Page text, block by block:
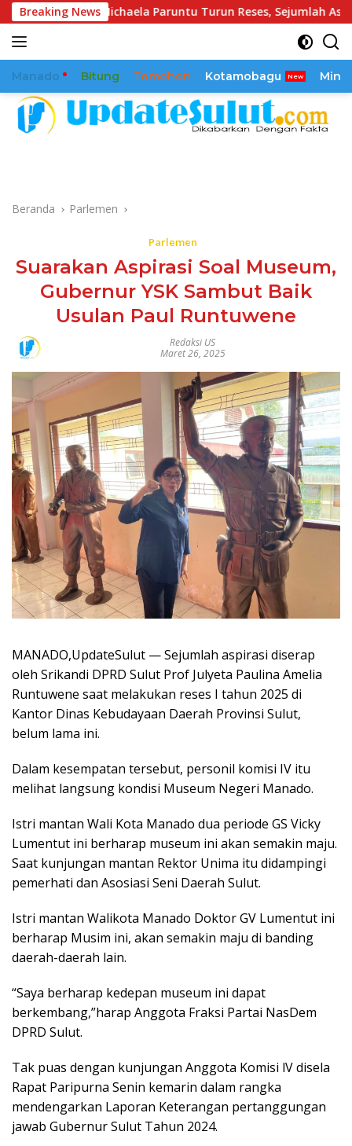
Langsung
ke
konten
Breaking News
Michaela Paruntu Turun Reses, Sejumlah Aspirasi
Manado Bitung Tomohon Kotamobagu
Beranda Parlemen
Parlemen
Suarakan Aspirasi Soal Museum,
Gubernur YSK Sambut Baik
Usulan Paul Runtuwene
Redaksi US
Maret 26, 2025
MANADO,UpdateSulut — Sejumlah aspirasi diserap
oleh Srikandi DPRD Sulut Prof Julyeta Paulina Amelia
Runtuwene saat melakukan reses I tahun 2025 di
Kantor Dinas Kebudayaan Daerah Provinsi Sulut,
belum lama ini.
Dalam kesempatan tersebut, personil komisi IV itu
melihat langsung kondisi Museum Negeri Manado.
Istri mantan Wali Kota Manado dua periode GS Vicky
Lumentut ini berharap museum ini akan semakin maju.
Saat kunjungan mantan Rektor Unima itu didampingi
pemerhati dan Asosiasi Seni Daerah Sulut.
Istri mantan Walikota Manado Doktor GV Lumentut ini
berharap Musim ini, akan semakin maju di banding
daerah-daerah lain.
“Saya berharap kedepan museum ini dapat
berkembang,”harap Anggota Fraksi Partai NasDem
DPRD Sulut.
Tak puas dengan kunjungan Anggota Komisi lV disela
Rapat Paripurna Senin kemarin dalam rangka
mendengarkan Laporan Keterangan pertanggungan
jawab Gubernur Sulut Tahun 2024.